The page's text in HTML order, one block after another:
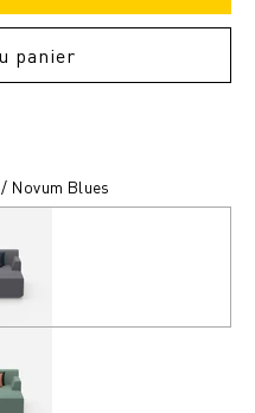
panier
Novum Blues